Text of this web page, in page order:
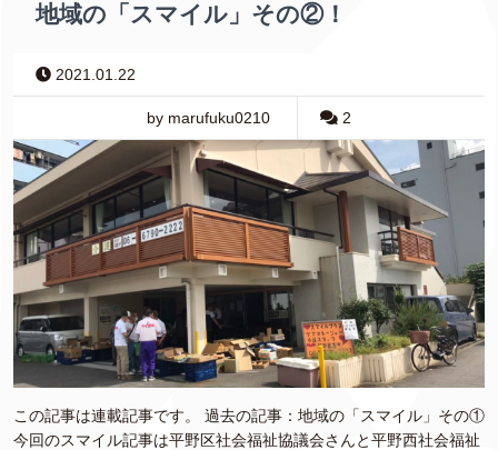
地域の「スマイル」その②！
2021.01.22
by marufuku0210 2
この記事は連載記事です。 過去の記事：地域の「スマイル」その①
今回のスマイル記事は平野区社会福祉協議会さんと平野西社会福祉